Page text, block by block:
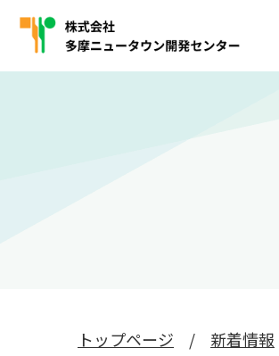
トップページ 新着情報